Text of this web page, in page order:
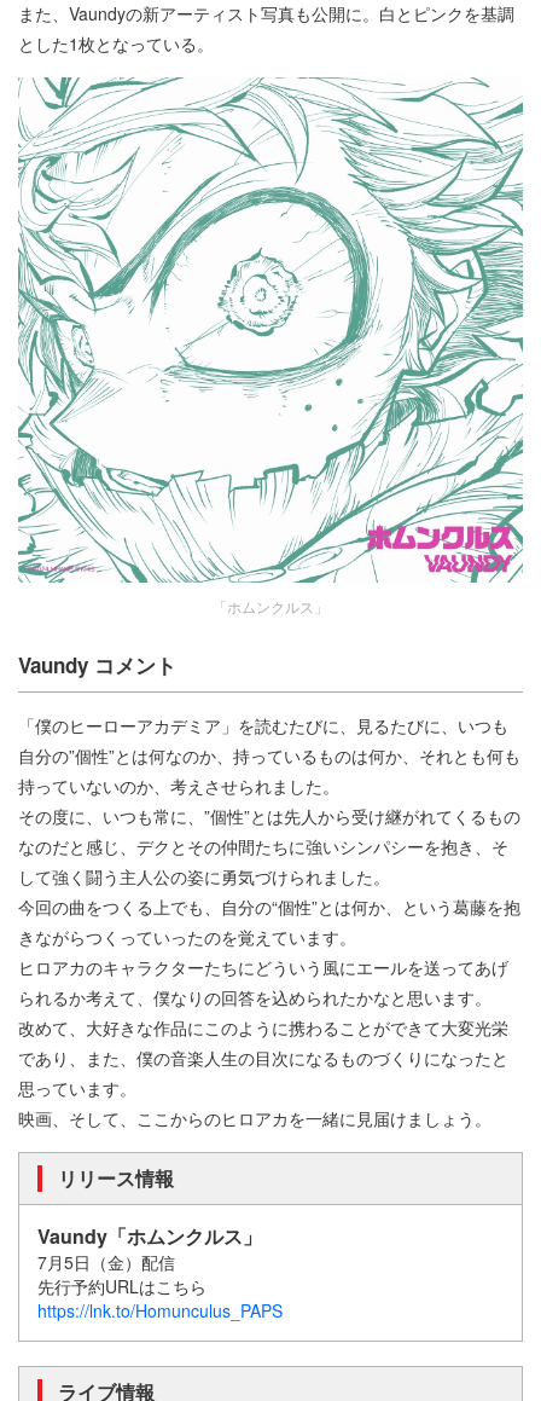
また、Vaundyの新アーティスト写真も公開に。白とピンクを基調
とした1枚となっている。
「ホムンクルス」
Vaundy コメント
「僕のヒーローアカデミア」を読むたびに、見るたびに、いつも
自分の”個性”とは何なのか、持っているものは何か、それとも何も
持っていないのか、考えさせられました。
その度に、いつも常に、”個性”とは先人から受け継がれてくるもの
なのだと感じ、デクとその仲間たちに強いシンパシーを抱き、そ
して強く闘う主人公の姿に勇気づけられました。
今回の曲をつくる上でも、自分の“個性”とは何か、という葛藤を抱
きながらつくっていったのを覚えています。
ヒロアカのキャラクターたちにどういう風にエールを送ってあげ
られるか考えて、僕なりの回答を込められたかなと思います。
改めて、大好きな作品にこのように携わることができて大変光栄
であり、また、僕の音楽人生の目次になるものづくりになったと
思っています。
映画、そして、ここからのヒロアカを一緒に見届けましょう。
リリース情報
Vaundy「ホムンクルス」
7月5日（金）配信
先行予約URLはこちら
https://lnk.to/Homunculus_PAPS
ライブ情報